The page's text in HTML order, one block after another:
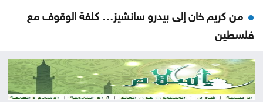
من كريم خان إلى بيدرو سانشيز… كلفة الوقوف مع
فلسطين
جون إسبوزيتو ومجتمعات الإسلام: أحد آخر النبلاء
دراسة حديثة: التحدث بأكثر من لغة يبطئ الشيخوخة